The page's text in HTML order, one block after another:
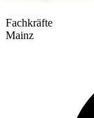
Fachkräfte
Mainz